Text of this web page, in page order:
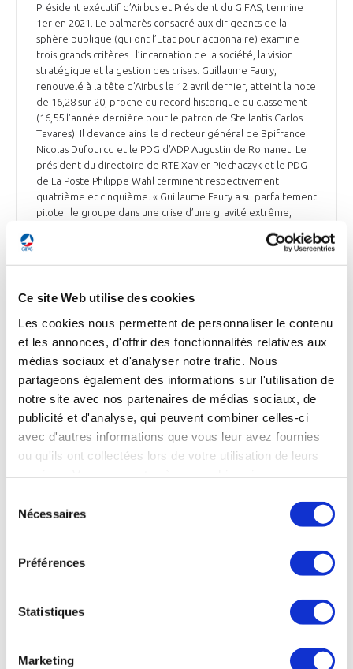
Ce site Web utilise des cookies
Les cookies nous permettent de personnaliser le contenu
et les annonces, d'offrir des fonctionnalités relatives aux
médias sociaux et d'analyser notre trafic. Nous
partageons également des informations sur l'utilisation de
notre site avec nos partenaires de médias sociaux, de
publicité et d'analyse, qui peuvent combiner celles-ci
avec d'autres informations que vous leur avez fournies
ou qu'ils ont collectées lors de votre utilisation de leurs
Nécessaires
Préférences
Statistiques
Marketing
Président exécutif d’Airbus et Président du GIFAS, termine
1er en 2021. Le palmarès consacré aux dirigeants de la
sphère publique (qui ont l’Etat pour actionnaire) examine
trois grands critères : l’incarnation de la société, la vision
stratégique et la gestion des crises. Guillaume Faury,
renouvelé à la tête d’Airbus le 12 avril dernier, atteint la note
de 16,28 sur 20, proche du record historique du classement
(16,55 l'année dernière pour le patron de Stellantis Carlos
Tavares). Il devance ainsi le directeur général de Bpifrance
Nicolas Dufourcq et le PDG d’ADP Augustin de Romanet. Le
président du directoire de RTE Xavier Piechaczyk et le PDG
de La Poste Philippe Wahl terminent respectivement
quatrième et cinquième. « Guillaume Faury a su parfaitement
piloter le groupe dans une crise d’une gravité extrême,
européenne et préparer l’avenir, avec le projet d’avion à
ESPACE
réutilisable avec un hélicoptère
nanosatellites, basée à Long Beach en Californie, a réussi,
dans la nuit de lundi à mardi, le lancement de 34 satellites,
étage de son lanceur Electron sur Terre. La grande première
de cette mission « There And Back Again » était de
d'altitude par le crochet d'un hélicoptère lors de sa chute,